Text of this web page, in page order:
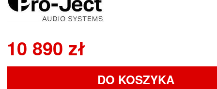
10 890 zł
DO KOSZYKA